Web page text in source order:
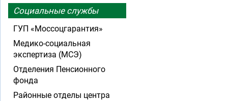
Социальные службы
ГУП «Моссоцгарантия»
Медико-социальная
экспертиза (МСЭ)
Отделения Пенсионного
фонда
Районные отделы центра